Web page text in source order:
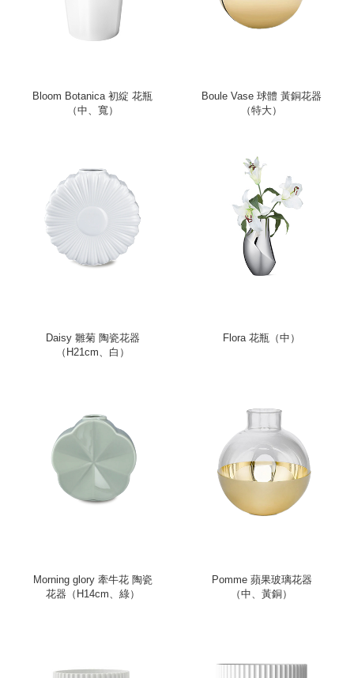
Bloom Botanica 初綻 花瓶
（中、寬）
Boule Vase 球體 黃銅花器
（特大）
Daisy 雛菊 陶瓷花器
（H21cm、白）
Flora 花瓶（中）
Morning glory 牽牛花 陶瓷
花器（H14cm、綠）
Pomme 蘋果玻璃花器
（中、黃銅）